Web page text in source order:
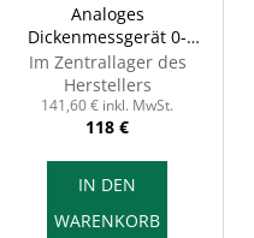
Analoges
Dickenmessgerät 0-
30/0,01 mm, Typ B,
INSIZE 2366-30B
Im Zentrallager des
Herstellers
141,60 € inkl. MwSt.
118 €
IN DEN
WARENKORB